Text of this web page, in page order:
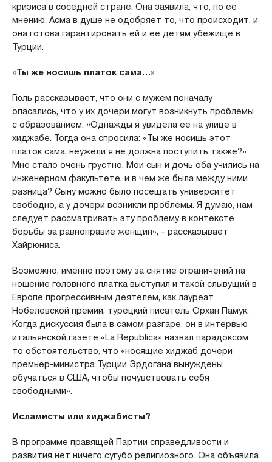
кризиса в соседней стране. Она заявила, что, по ее
мнению, Асма в душе не одобряет то, что происходит, и
она готова гарантировать ей и ее детям убежище в
Турции.
«Ты же носишь платок сама…»
Гюль рассказывает, что они с мужем поначалу
опасались, что у их дочери могут возникнуть проблемы
с образованием. «Однажды я увидела ее на улице в
хиджабе. Тогда она спросила: «Ты же носишь этот
платок сама, неужели я не должна поступить также?»
Мне стало очень грустно. Мои сын и дочь оба учились на
инженерном факультете, и в чем же была между ними
разница? Сыну можно было посещать университет
свободно, а у дочери возникли проблемы. Я думаю, нам
следует рассматривать эту проблему в контексте
борьбы за равноправие женщин», – рассказывает
Хайрюниса.
Возможно, именно поэтому за снятие ограничений на
ношение головного платка выступил и такой слывущий в
Европе прогрессивным деятелем, как лауреат
Нобелевской премии, турецкий писатель Орхан Памук.
Когда дискуссия была в самом разгаре, он в интервью
итальянской газете «La Republica» назвал парадоксом
то обстоятельство, что «носящие хиджаб дочери
премьер-министра Турции Эрдогана вынуждены
обучаться в США, чтобы почувствовать себя
свободными».
Исламисты или хиджабисты?
В программе правящей Партии справедливости и
развития нет ничего сугубо религиозного. Она объявила